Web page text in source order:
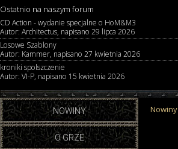
Ostatnio na naszym forum
CD Action - wydanie specjalne o HoM&M3
Autor: Architectus, napisano 29 lipca 2026
Losowe Szablony
Autor: Kammer, napisano 27 kwietnia 2026
kroniki spolszczenie
Autor: VI-P, napisano 15 kwietnia 2026
NOWINY
O GRZE
Nowiny